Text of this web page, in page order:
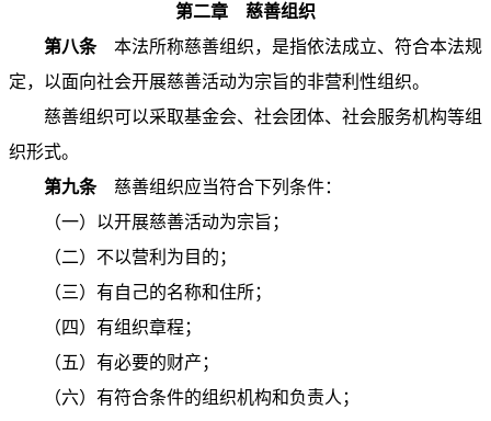
第二章 慈善组织
第八条本法所称慈善组织，是指依法成立、符合本法规
定，以面向社会开展慈善活动为宗旨的非营利性组织。
慈善组织可以采取基金会、社会团体、社会服务机构等组
织形式。
第九条慈善组织应当符合下列条件：
（一）以开展慈善活动为宗旨；
（二）不以营利为目的；
（三）有自己的名称和住所；
（四）有组织章程；
（五）有必要的财产；
（六）有符合条件的组织机构和负责人；